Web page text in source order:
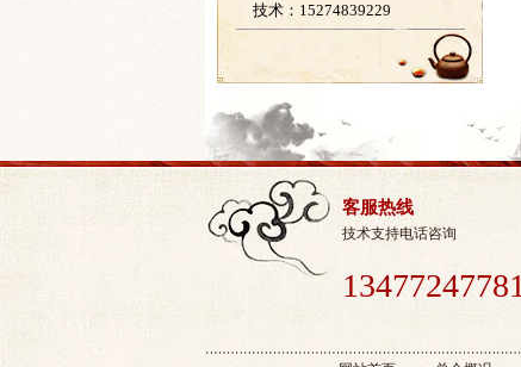
技术：15274839229
客服热线
技术支持电话咨询
13477247781